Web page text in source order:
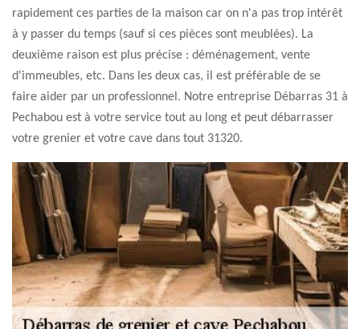
rapidement ces parties de la maison car on n'a pas trop intérêt
à y passer du temps (sauf si ces pièces sont meublées). La
deuxième raison est plus précise : déménagement, vente
d'immeubles, etc. Dans les deux cas, il est préférable de se
faire aider par un professionnel. Notre entreprise Débarras 31 à
Pechabou est à votre service tout au long et peut débarrasser
votre grenier et votre cave dans tout 31320.